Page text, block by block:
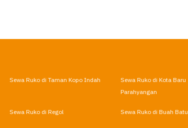
Sewa Ruko di Taman Kopo Indah
Sewa Ruko di Kota Baru
Parahyangan
Sewa Ruko di Regol Sewa Ruko di Buah Batu